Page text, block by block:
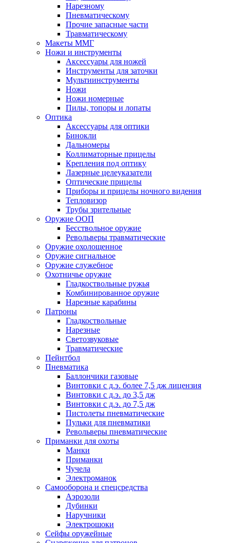
Нарезному
Пневматическому
Прочие запасные части
Травматическому
Макеты ММГ
Ножи и инструменты
Аксессуары для ножей
Инструменты для заточки
Мультиинструменты
Ножи
Ножи номерные
Пилы, топоры и лопаты
Оптика
Аксессуары для оптики
Бинокли
Дальномеры
Коллиматорные прицелы
Крепления под оптику
Лазерные целеуказатели
Оптические прицелы
Приборы и прицелы ночного видения
Тепловизор
Трубы зрительные
Оружие ООП
Бесствольное оружие
Револьверы травматические
Оружие охолощенное
Оружие сигнальное
Оружие служебное
Охотничье оружие
Гладкоствольные ружья
Комбинированное оружие
Нарезные карабины
Патроны
Гладкоствольные
Нарезные
Светозвуковые
Травматические
Пейнтбол
Пневматика
Баллончики газовые
Винтовки с д.э. более 7,5 дж лицензия
Винтовки с д.э. до 3,5 дж
Винтовки с д.э. до 7,5 дж
Пистолеты пневматические
Пульки для пневматики
Револьверы пневматические
Приманки для охоты
Манки
Приманки
Чучела
Электроманок
Самооборона и спецсредства
Аэрозоли
Дубинки
Наручники
Электрошоки
Сейфы оружейные